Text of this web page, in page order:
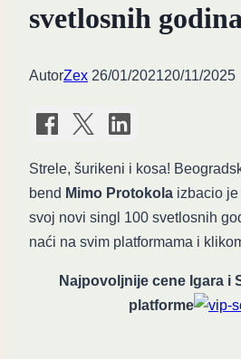
svetlosnih
AutorZex 26/01/202120/11/2025
Strele, šurikeni i kosa!
bend Mimo Protokola izbacio
svoj novi singl 100 svetlosnih
naći na svim platformama i
Najpovoljnije cene Igara i
platforme